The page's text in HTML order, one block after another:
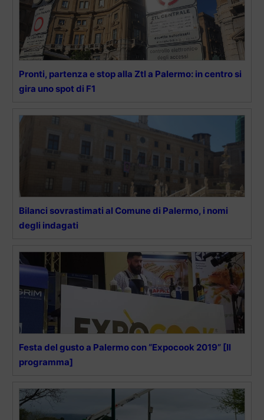
Pronti, partenza e stop alla Ztl a Palermo: in centro si
gira uno spot di F1
Bilanci sovrastimati al Comune di Palermo, i nomi
degli indagati
Festa del gusto a Palermo con “Expocook 2019” [Il
programma]